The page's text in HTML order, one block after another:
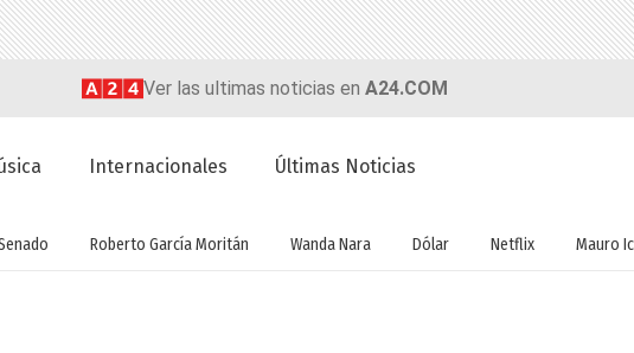
Ver las ultimas noticias en A24.COM
Internacionales Últimas Noticias
Roberto García Moritán Wanda Nara Dólar Netflix Mauro